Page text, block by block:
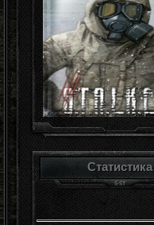
Статистика